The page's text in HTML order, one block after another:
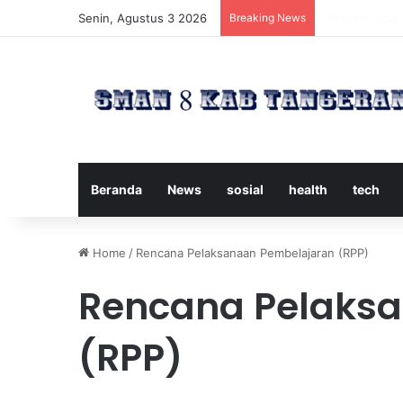
Senin, Agustus 3 2026 Breaking News
Beranda News sosial health tech
Home / Rencana Pelaksanaan Pembelajaran (RPP)
Rencana
(RPP)